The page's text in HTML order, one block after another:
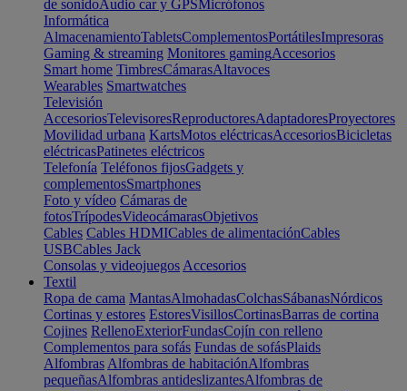
de sonidoAudio car y GPSMicrófonos
Informática
AlmacenamientoTabletsComplementosPortátilesImpresoras
Gaming & streaming Monitores gamingAccesorios
Smart home TimbresCámarasAltavoces
Wearables Smartwatches
Televisión
AccesoriosTelevisoresReproductoresAdaptadoresProyectores
Movilidad urbana KartsMotos eléctricasAccesoriosBicicletas
eléctricasPatinetes eléctricos
Telefonía Teléfonos fijosGadgets y
complementosSmartphones
Foto y vídeo Cámaras de
fotosTrípodesVideocámarasObjetivos
Cables Cables HDMICables de alimentaciónCables
USBCables Jack
Consolas y videojuegos Accesorios
Textil
Ropa de cama MantasAlmohadasColchasSábanasNórdicos
Cortinas y estores EstoresVisillosCortinasBarras de cortina
Cojines RellenoExteriorFundasCojín con relleno
Complementos para sofás Fundas de sofásPlaids
Alfombras Alfombras de habitaciónAlfombras
pequeñasAlfombras antideslizantesAlfombras de